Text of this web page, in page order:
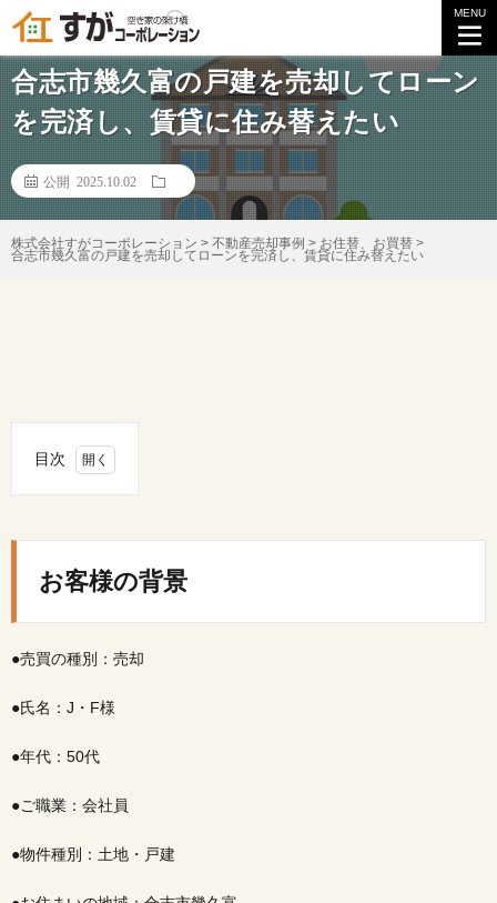
MENU
不動産ご売却事例
合志市幾久富の戸建を売却してローン
を完済し、賃貸に住み替えたい
公開 2025.10.02
株式会社すがコーポレーション > 不動産売却事例 > お住替、お買替 >
合志市幾久富の戸建を売却してローンを完済し、賃貸に住み替えたい
目次
1.
様の
2.
ご相
容
ご提
た解
4.
営業
て大
お客様の背景
●売買の種別：売却
●氏名：J・F様
●年代：50代
●ご職業：会社員
●物件種別：土地・戸建